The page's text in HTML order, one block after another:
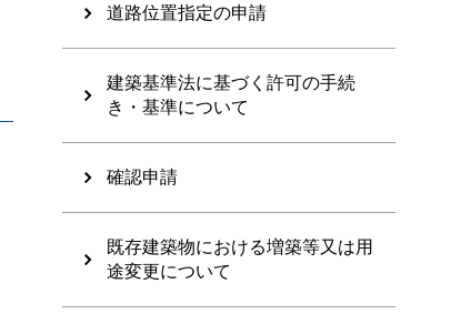
道路位置指定の申請
建築基準法に基づく許可の手続
き・基準について
確認申請
既存建築物における増築等又は用
途変更について